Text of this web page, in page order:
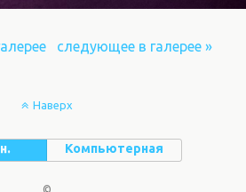
следующее в галерее »
Наверх
Компьютерная